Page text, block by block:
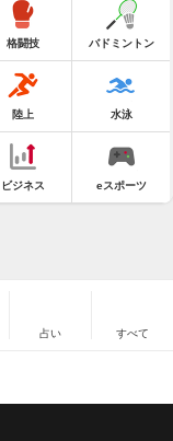
格闘技 バドミントン
陸上 水泳
ビジネス eスポーツ
占い すべて